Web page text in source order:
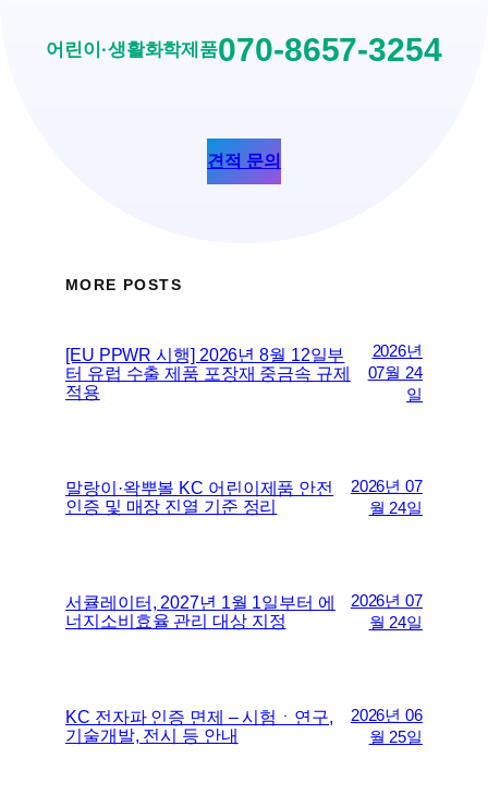
어린이·생활화학제품070-8657-3254
견적 문의
MORE POSTS
[EU PPWR 시행] 2026년 8월 12일부
터 유럽 수출 제품 포장재 중금속 규제
적용
2026년
07월 24
일
말랑이·왁뿌볼 KC 어린이제품 안전
인증 및 매장 진열 기준 정리
2026년 07
월 24일
서큘레이터, 2027년 1월 1일부터 에
너지소비효율 관리 대상 지정
2026년 07
월 24일
KC 전자파 인증 면제 – 시험ㆍ연구,
기술개발, 전시 등 안내
2026년 06
월 25일